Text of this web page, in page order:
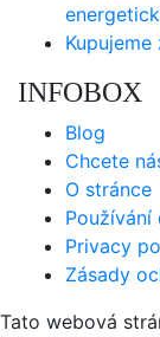
INFOBOX
Blog
Chcete
O stránce
Používání
Privacy
Zásady
Tato webová